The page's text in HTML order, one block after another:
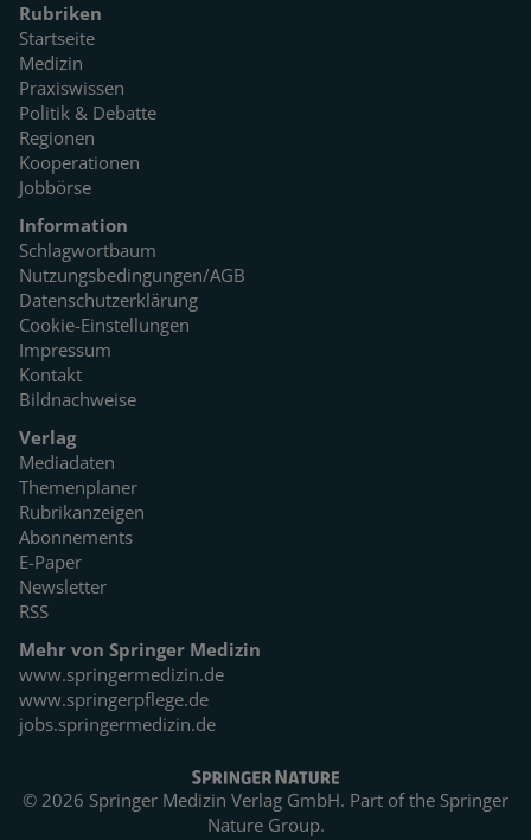
Rubriken
Startseite
Medizin
Praxiswissen
Politik & Debatte
Regionen
Kooperationen
Jobbörse
Information
Schlagwortbaum
Nutzungsbedingungen/AGB
Datenschutzerklärung
Cookie-Einstellungen
Impressum
Kontakt
Bildnachweise
Verlag
Mediadaten
Themenplaner
Rubrikanzeigen
Abonnements
E-Paper
Newsletter
RSS
Mehr von Springer Medizin
www.springermedizin.de
www.springerpflege.de
jobs.springermedizin.de
© 2026 Springer Medizin Verlag GmbH. Part of the Springer
Nature Group.